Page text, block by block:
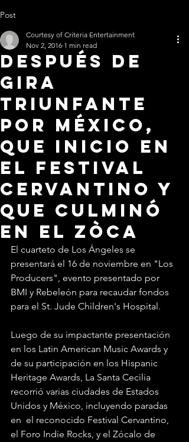
Post
Después de
gira
triunfante
por México,
que inicio en
el festival
Cervantino y
que culminó
en el Zòca
Courtesy of Criteria Entertainment
Nov 2, 2016 1 min read
El cuarteto de Los Ángeles se
presentará el 16 de noviembre en "Los
Producers", evento presentado por
BMI y Rebeleón para recaudar fondos
para el St. Jude Children's Hospital.
Luego de su impactante presentación
en los Latin American Music Awards y
de su participación en los Hispanic
Heritage Awards, La Santa Cecilia
recorrió varias ciudades de Estados
Unidos y México, incluyendo paradas
en  el reconocido Festival Cervantino,
el Foro Indie Rocks, y el Zócalo de